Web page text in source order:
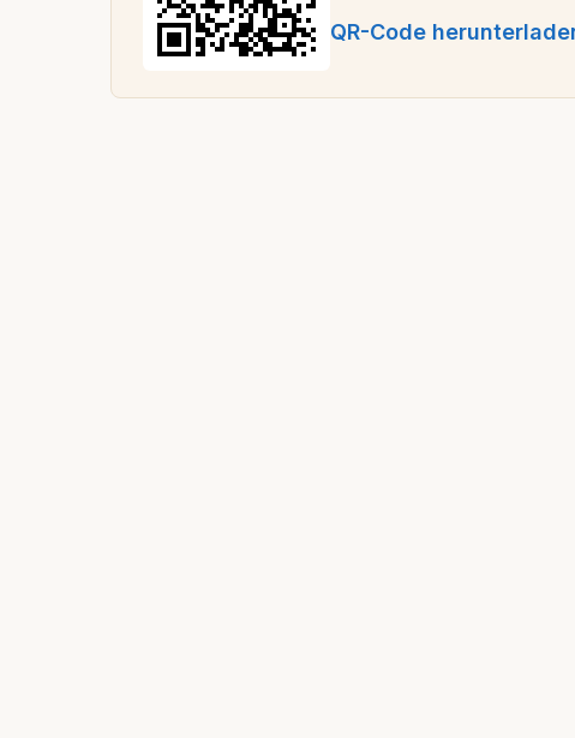
QR-Code